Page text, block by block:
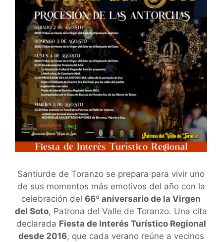
Santiurde de Toranzo se prepara para vivir uno
de sus momentos más emotivos del año con la
celebración del 66º aniversario de la Virgen
del Soto, Patrona del Valle de Toranzo. Una cita
declarada Fiesta de Interés Turístico Regional
desde 2016, que cada verano reúne a vecinos